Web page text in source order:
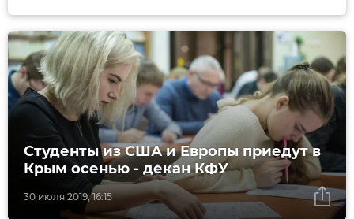
30 июля 2019, 16:15
Студенты из США и Европы приедут в
Крым осенью - декан КФУ